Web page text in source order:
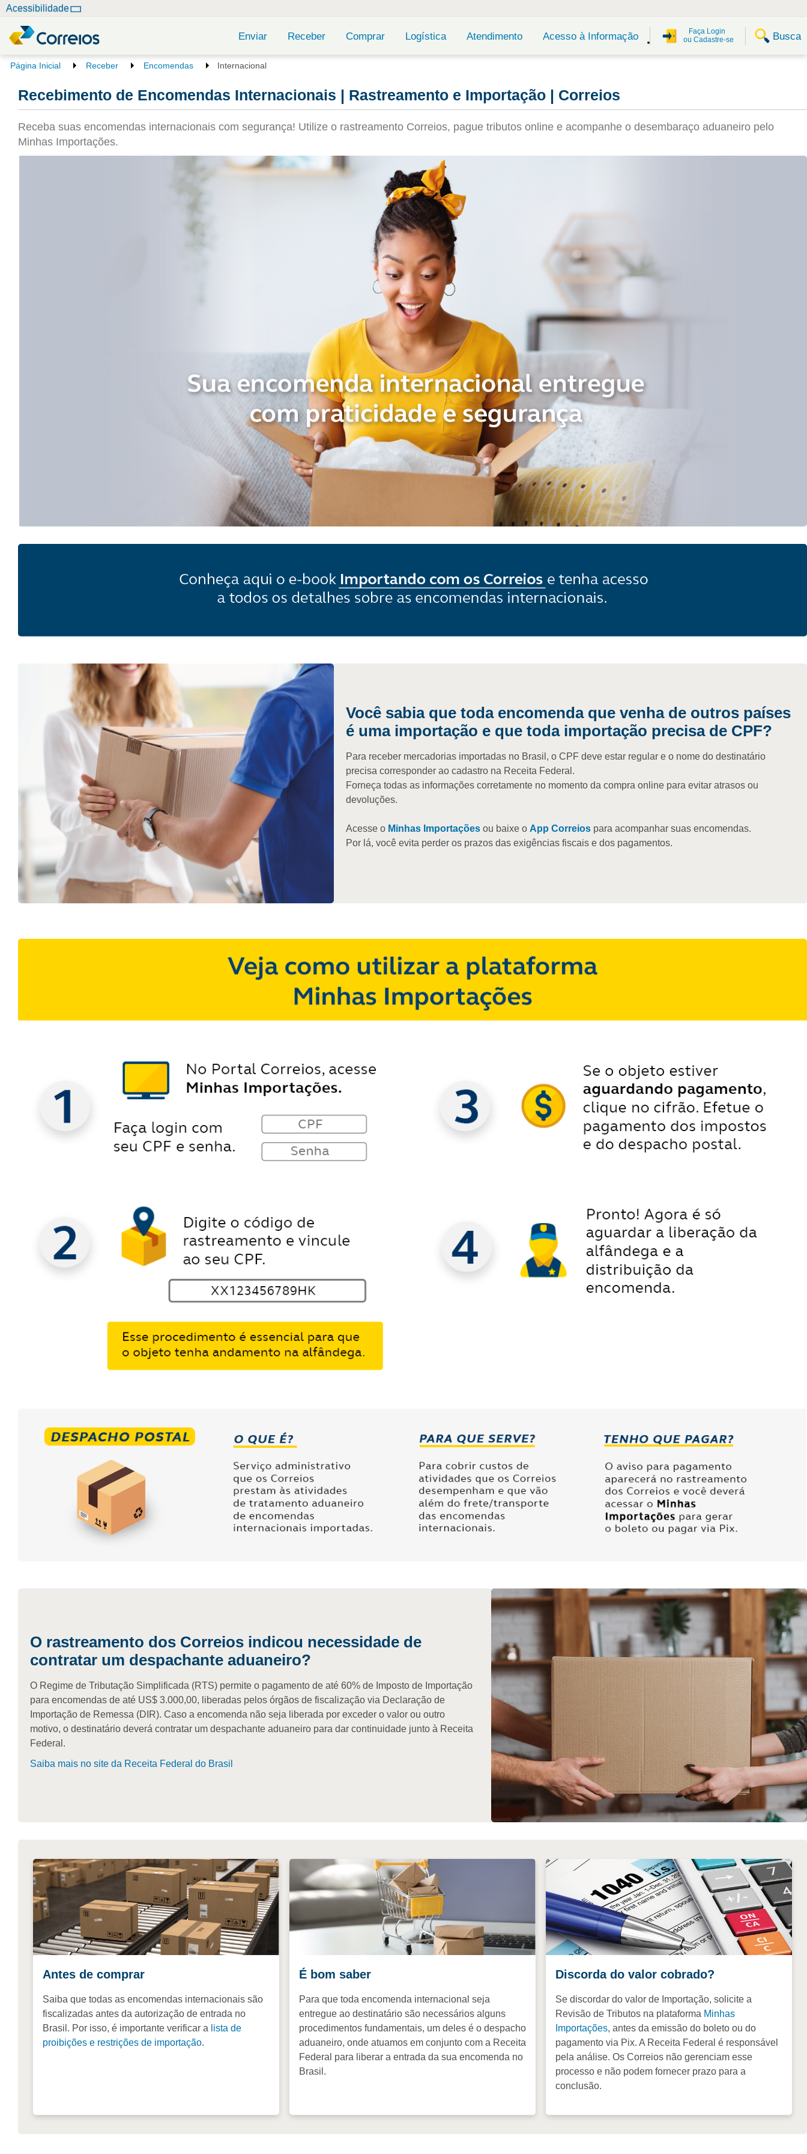
Acessibilidade
Enviar Receber Comprar Logística Atendimento Acesso à Informação
Faça Login
ou Cadastre-se
Busca
V
Página Inicial Receber Encomendas Internacional
Recebimento de Encomendas Internacionais | Rastreamento e Importação | Correios
Receba suas encomendas internacionais com segurança! Utilize o rastreamento Correios, pague tributos online e acompanhe o desembaraço aduaneiro pelo
Minhas Importações.
Você sabia que toda encomenda que venha de outros países
é uma importação e que toda importação precisa de CPF?
Para receber mercadorias importadas no Brasil, o CPF deve estar regular e o nome do destinatário
precisa corresponder ao cadastro na Receita Federal.
Forneça todas as informações corretamente no momento da compra online para evitar atrasos ou
devoluções.
Acesse o Minhas Importaçõesou baixe o App Correiospara acompanhar suas encomendas.
Por lá, você evita perder os prazos das exigências fiscais e dos pagamentos.
O rastreamento dos Correios indicou necessidade de
contratar um despachante aduaneiro?
O Regime de Tributação Simplificada (RTS) permite o pagamento de até 60% de Imposto de Importação
para encomendas de até US$ 3.000,00, liberadas pelos órgãos de fiscalização via Declaração de
Importação de Remessa (DIR). Caso a encomenda não seja liberada por exceder o valor ou outro
motivo, o destinatário deverá contratar um despachante aduaneiro para dar continuidade junto à Receita
Federal.
Saiba mais no site da Receita Federal do Brasil
Antes de comprar
Saiba que todas as encomendas internacionais são
fiscalizadas antes da autorização de entrada no
Brasil. Por isso, é importante verificar a lista de
proibições e restrições de importação.
É bom saber
Para que toda encomenda internacional seja
entregue ao destinatário são necessários alguns
procedimentos fundamentais, um deles é o despacho
aduaneiro, onde atuamos em conjunto com a Receita
Federal para liberar a entrada da sua encomenda no
Brasil.
Discorda do valor cobrado?
Se discordar do valor de Importação, solicite a
Revisão de Tributos na plataforma Minhas
Importações, antes da emissão do boleto ou do
pagamento via Pix. A Receita Federal é responsável
pela análise. Os Correios não gerenciam esse
processo e não podem fornecer prazo para a
conclusão.